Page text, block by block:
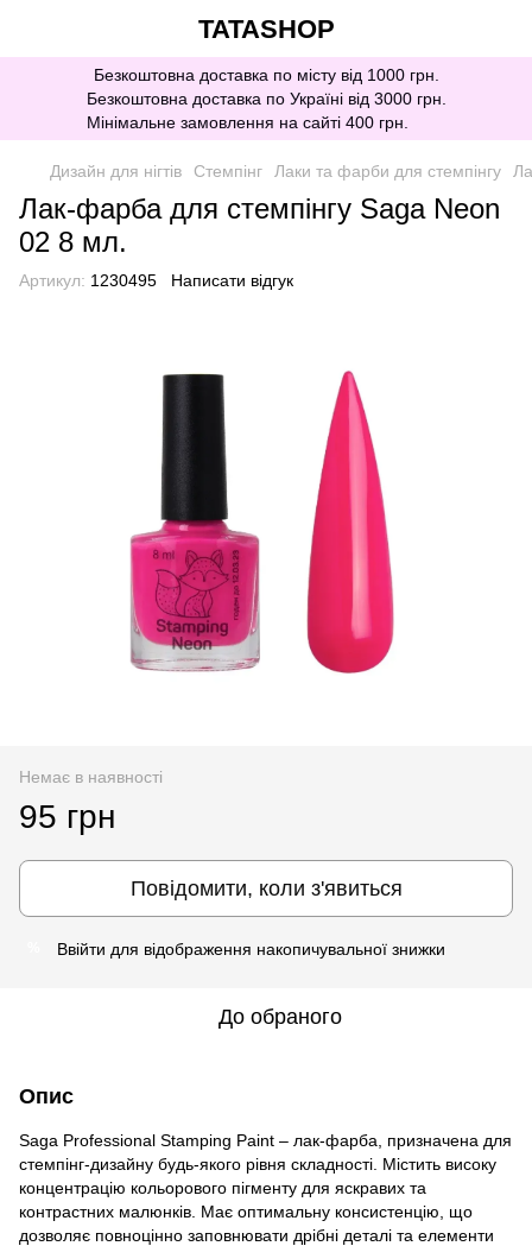
TATASHOP
Безкоштовна доставка по місту від 1000 грн.
Безкоштовна доставка по Україні від 3000 грн.
Мінімальне замовлення на сайті 400 грн.
Дизайн для нігтів Стемпінг Лаки та фарби для стемпінгу
Лак-фарба для стемпінгу Saga Neon
02 8 мл.
Артикул: 1230495 Написати відгук
Немає в наявності
95 грн
Повідомити, коли з'явиться
Ввійти для відображення накопичувальної знижки
До обраного
Опис
Saga Professional Stamping Paint – лак-фарба, призначена для
стемпінг-дизайну будь-якого рівня складності. Містить високу
концентрацію кольорового пігменту для яскравих та
контрастних малюнків. Має оптимальну консистенцію, що
дозволяє повноцінно заповнювати дрібні деталі та елементи